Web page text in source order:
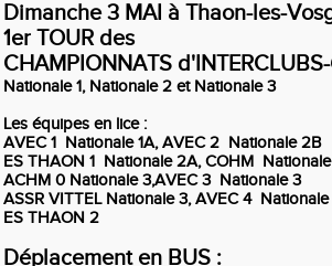
Dimanche 3 MAI à Thaon-les-
1er TOUR des
CHAMPIONNATS
Nationale 1, Nationale 2 et Nationale 3
Les équipes en lice :
AVEC 1 Nationale 1A, AVEC 2 Nationale 2B
ES THAON 1 Nationale 2A, COHM
ACHM 0 Nationale 3,AVEC 3 Nationale 3
ASSR VITTEL Nationale 3, AVEC 4 Nationale
ES THAON 2
Déplacement en BUS :